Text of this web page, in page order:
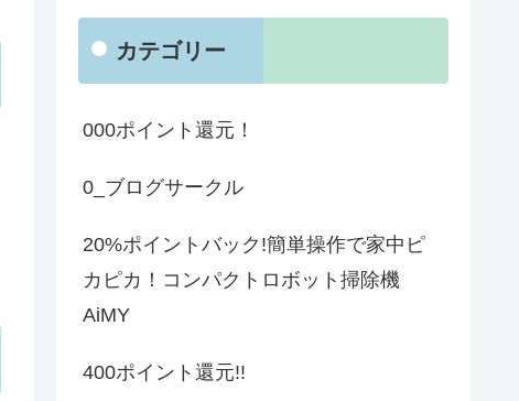
カテゴリー
000ポイント還元！
0_ブログサークル
20%ポイントバック!簡単操作で家中ピ
カピカ！コンパクトロボット掃除機
AiMY
400ポイント還元!!